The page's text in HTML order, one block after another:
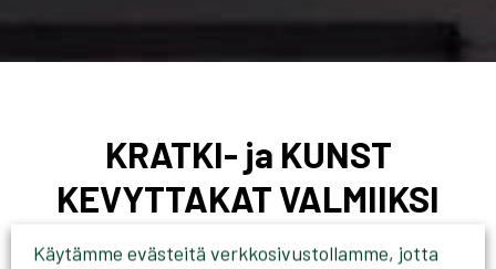
KRATKI- ja KUNST
KEVYTTAKAT VALMIIKSI
ASENNETTUINA
Käytämme evästeitä verkkosivustollamme, jotta